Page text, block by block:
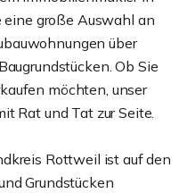
eine große Auswahl an
über
Ob Sie
möchten, unser
Rat und Tat zur Seite.
Rottweil ist auf den
Grundstücken